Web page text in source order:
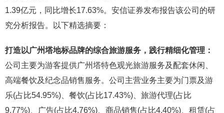
1.39亿元，同比增长17.63%。安信证券发布报告该公司的研
究分析报告。以下精选摘要：
打造以广州塔地标品牌的综合旅游服务，践行精细化管理：
公司主要为游客提供广州塔特色观光旅游服务及配套休闲、
高端餐饮及纪念品销售服务。公司主营业务主要为门票及游
乐(占比54.95%)、餐饮(占比17.43%)、旅游代理(占比
9.77%)、广告(占比4.76%)、商品销售(占比4.40%)、租赁(占